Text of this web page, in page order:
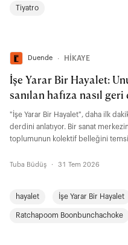
Tiyatro
Duende ∙ HİKAYE
İşe Yarar Bir Hayalet:
sanılan hafıza nasıl geri
"İşe Yarar Bir Hayalet", daha ilk
derdini anlatıyor. Bir sanat
toplumunun kolektif belleğini
öğrenci, atlet, çocuk, keçi... Bir
olduğunuz değil, kimin işine
adındaki ironi de tam burada yatıyor.
Tuba Büdüş · 31 Tem 2026
hayalet İşe Yarar Bir Hayalet
Ratchapoom Boonbunchachoke